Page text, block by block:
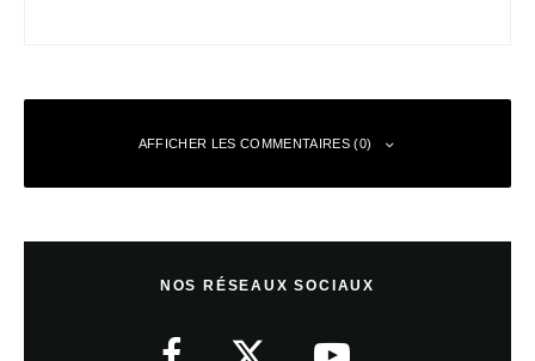
AFFICHER LES COMMENTAIRES (0)
NOS RÉSEAUX SOCIAUX